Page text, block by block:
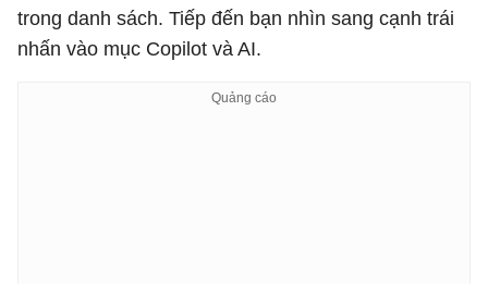
trong danh sách. Tiếp đến bạn nhìn sang cạnh trái
nhấn vào mục Copilot và AI.